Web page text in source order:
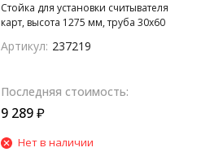
Стойка для установки считывателя
карт, высота 1275 мм, труба 30х60
мм, пластиковая площадка (с
Артикул: 237219
Последняя стоимость:
9 289₽
Нет в наличии